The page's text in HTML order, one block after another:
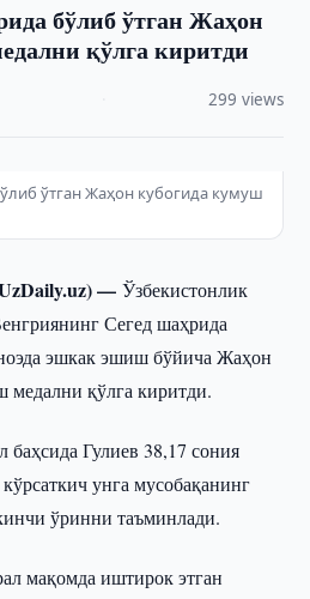
бўлиб ўтган Жаҳон
қўлга киритди
299 views
ўтган Жаҳон кубогида кумуш
—Ўзбекистонлик
Сегед шаҳрида
эшкак эшиш бўйича Жаҳон
медални қўлга киритди.
баҳсида Гулиев 38,17 сония
унга мусобақанинг
ўринни таъминлади.
мақомда иштирок этган